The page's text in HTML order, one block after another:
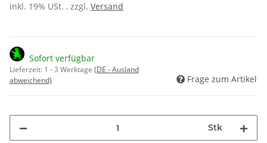
inkl. 19% USt. , zzgl. Versand
Sofort verfügbar
Lieferzeit: 1 - 3 Werktage (DE - Ausland
abweichend)
Frage zum Artikel
Stk